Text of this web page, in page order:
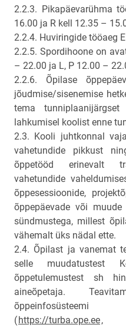
2.2.3. Pikapäevarühma
16.00 ja R kell 12.35 –
2.2.4. Huviringide tööaeg
2.2.5. Spordihoone on
– 22.00 ja L, P 12.00 –
2.2.6. Õpilase
jõudmise/sisenemise
tema
lahkumisel koolist enne
2.3. Kooli juhtkonnal
vahetundide pikkust
õppetööd erinevalt
vahetundide
õppesessioonide,
õppepäevade või
sündmustega, millest
vähemalt üks nädal ette.
2.4. Õpilast ja vanemat
selle muudatustest
õppetulemustest sh
aineõpetaja.
(https://turba.ope.ee,